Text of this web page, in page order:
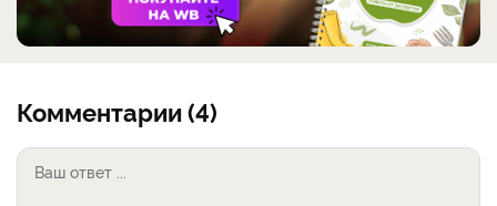
Комментарии (4)